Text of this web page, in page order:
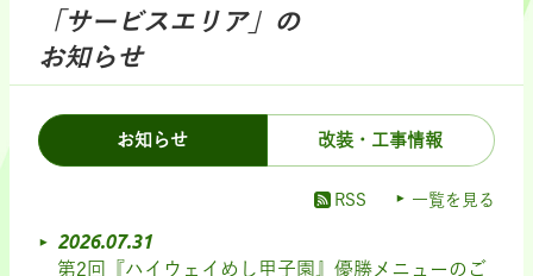
「サービスエリア」の
お知らせ
お知らせ 改装・工事情報
RSS 一覧を見る
2026.07.31
第2回『ハイウェイめし甲子園』優勝メニューのご